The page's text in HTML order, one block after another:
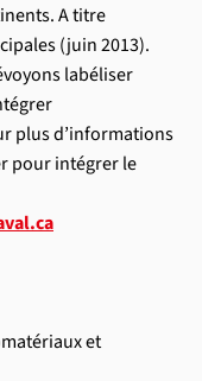
A titre
(juin 2013).
labéliser
plus d’informations
pour intégrer le
et